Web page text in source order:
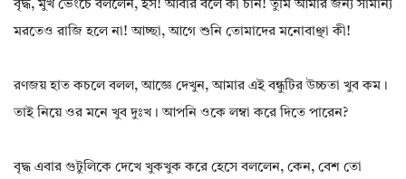
বৃদ্ধ, মুখ ভেংচে বললেন, ইস! আবার বলে কী চান! তুমি আমার জন্য সামান্য
মরতেও রাজি হলে না! আচ্ছা, আগে শুনি তোমাদের মনোবাঞ্ছা কী!
রণজয় হাত কচলে বলল, আজ্ঞে দেখুন, আমার এই বন্ধুটির উচ্চতা খুব কম।
তাই নিয়ে ওর মনে খুব দুঃখ। আপনি ওকে লম্বা করে দিতে পারেন?
বৃদ্ধ এবার গুটুলিকে দেখে খুকখুক করে হেসে বললেন, কেন, বেশ তো